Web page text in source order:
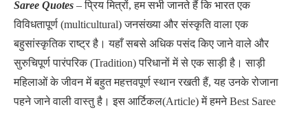
Saree Quotes – प्रिय मित्रों, हम सभी जानते हैं कि भारत एक
विविधतापूर्ण (multicultural) जनसंख्या और संस्कृति वाला एक
बहुसांस्कृतिक राष्ट्र है। यहाँ सबसे अधिक पसंद किए जाने वाले और
सुरुचिपूर्ण पारंपरिक (Tradition) परिधानों में से एक साड़ी है। साड़ी
महिलाओं के जीवन में बहुत महत्तवपूर्ण स्थान रखती हैं, यह उनके रोजाना
पहने जाने वाली वास्तु है। इस आर्टिकल(Article) में हमने Best Saree